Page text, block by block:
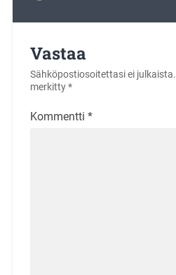
Vastaa
Sähköpostiosoitettasi ei julkaista.
merkitty*
Kommentti *